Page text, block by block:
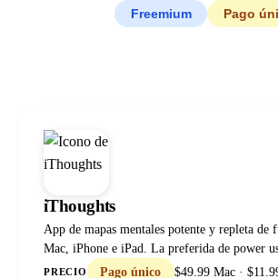
Freemium Pago
iThoughts
App de mapas mentales potente y repleta de
Mac, iPhone e iPad. La preferida de power
PRECIO Pago único $49.99 Mac ·